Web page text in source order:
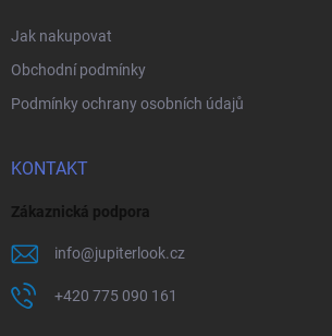
Jak nakupovat
Obchodní podmínky
Podmínky ochrany osobních údajů
KONTAKT
Zákaznická podpora
info@jupiterlook.cz
+420 775 090 161